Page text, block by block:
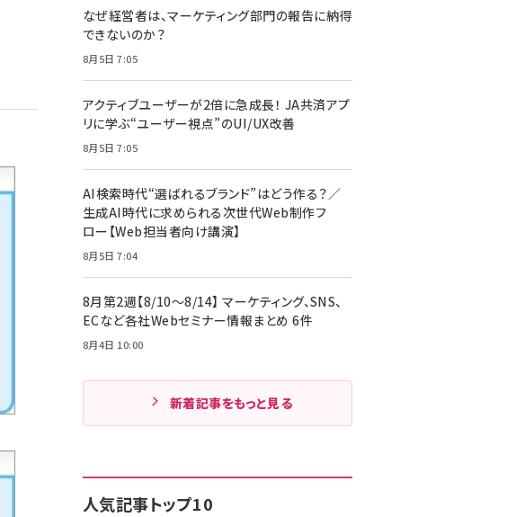
なぜ経営者は、マーケティング部門の報告に納得
できないのか？
8月5日 7:05
アクティブユーザーが2倍に急成長！ JA共済アプ
リに学ぶ“ユーザー視点”のUI/UX改善
8月5日 7:05
AI検索時代“選ばれるブランド”はどう作る？／
生成AI時代に求められる次世代Web制作フ
ロー【Web担当者向け講演】
8月5日 7:04
8月第2週【8/10～8/14】 マーケティング、SNS、
ECなど各社Webセミナー情報まとめ 6件
8月4日 10:00
新着記事をもっと見る
人気記事トップ10